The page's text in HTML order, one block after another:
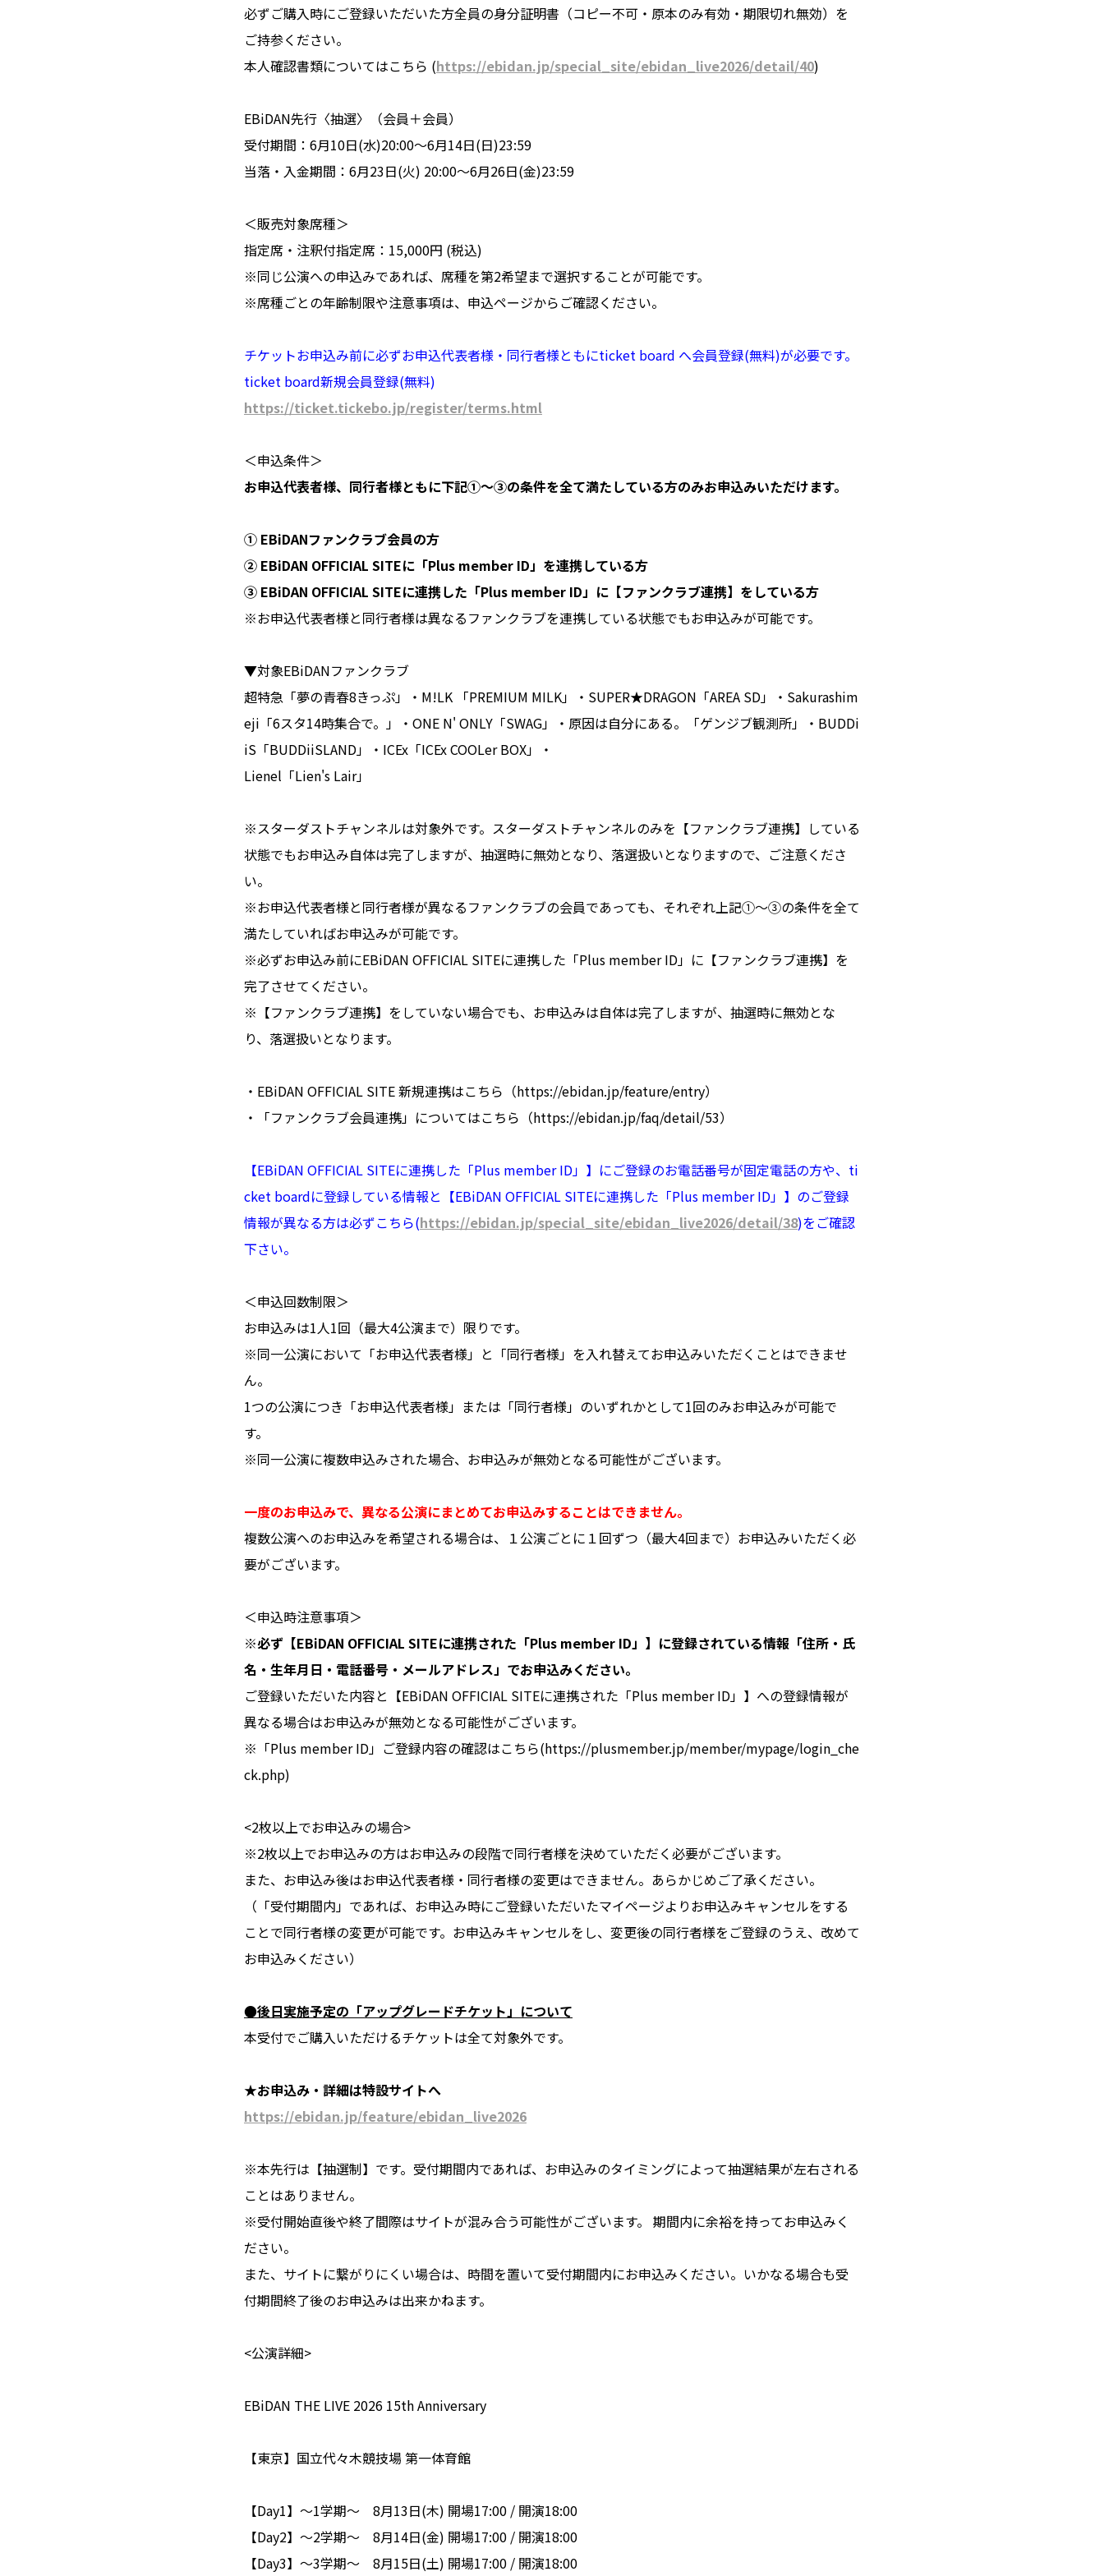
必ずご購入時にご登録いただいた方全員の身分証明書（コピー不可・原本のみ有効・期限切れ無効）を
ご持参ください。
本人確認書類についてはこちら (https://ebidan.jp/special_site/ebidan_live2026/detail/40)
EBiDAN先行〈抽選〉（会員＋会員）
受付期間：6月10日(水)20:00〜6月14日(日)23:59
当落・入金期間：6月23日(火) 20:00〜6月26日(金)23:59
＜販売対象席種＞
指定席・注釈付指定席：15,000円 (税込)
※同じ公演への申込みであれば、席種を第2希望まで選択することが可能です。
※席種ごとの年齢制限や注意事項は、申込ページからご確認ください。
チケットお申込み前に必ずお申込代表者様・同行者様ともにticket board へ会員登録(無料)が必要です。
ticket board新規会員登録(無料)
https://ticket.tickebo.jp/register/terms.html
＜申込条件＞
お申込代表者様、同行者様ともに下記①〜③の条件を全て満たしている方のみお申込みいただけます。
① EBiDANファンクラブ会員の方
② EBiDAN OFFICIAL SITEに「Plus member ID」を連携している方
③ EBiDAN OFFICIAL SITEに連携した「Plus member ID」に【ファンクラブ連携】をしている方
※お申込代表者様と同行者様は異なるファンクラブを連携している状態でもお申込みが可能です。
▼対象EBiDANファンクラブ
超特急「夢の青春8きっぷ」・M!LK 「PREMIUM MILK」・SUPER★DRAGON「AREA SD」・Sakurashim
eji「6スタ14時集合で。」・ONE N' ONLY「SWAG」・原因は自分にある。「ゲンジブ観測所」・BUDDi
iS「BUDDiiSLAND」・ICEx「ICEx COOLer BOX」・
Lienel「Lien's Lair」
※スターダストチャンネルは対象外です。スターダストチャンネルのみを【ファンクラブ連携】している
状態でもお申込み自体は完了しますが、抽選時に無効となり、落選扱いとなりますので、ご注意くださ
い。
※お申込代表者様と同行者様が異なるファンクラブの会員であっても、それぞれ上記①〜③の条件を全て
満たしていればお申込みが可能です。
※必ずお申込み前にEBiDAN OFFICIAL SITEに連携した「Plus member ID」に【ファンクラブ連携】を
完了させてください。
※【ファンクラブ連携】をしていない場合でも、お申込みは自体は完了しますが、抽選時に無効とな
り、落選扱いとなります。
・EBiDAN OFFICIAL SITE 新規連携はこちら（https://ebidan.jp/feature/entry）
・「ファンクラブ会員連携」についてはこちら（https://ebidan.jp/faq/detail/53）
【EBiDAN OFFICIAL SITEに連携した「Plus member ID」】にご登録のお電話番号が固定電話の方や、ti
cket boardに登録している情報と【EBiDAN OFFICIAL SITEに連携した「Plus member ID」】のご登録
情報が異なる方は必ずこちら(https://ebidan.jp/special_site/ebidan_live2026/detail/38)をご確認
下さい。
＜申込回数制限＞
お申込みは1人1回（最大4公演まで）限りです。
※同一公演において「お申込代表者様」と「同行者様」を入れ替えてお申込みいただくことはできませ
ん。
1つの公演につき「お申込代表者様」または「同行者様」のいずれかとして1回のみお申込みが可能で
す。
※同一公演に複数申込みされた場合、お申込みが無効となる可能性がございます。
一度のお申込みで、異なる公演にまとめてお申込みすることはできません。
複数公演へのお申込みを希望される場合は、１公演ごとに１回ずつ（最大4回まで）お申込みいただく必
要がございます。
＜申込時注意事項＞
※必ず【EBiDAN OFFICIAL SITEに連携された「Plus member ID」】に登録されている情報「住所・氏
名・生年月日・電話番号・メールアドレス」でお申込みください。
ご登録いただいた内容と【EBiDAN OFFICIAL SITEに連携された「Plus member ID」】への登録情報が
異なる場合はお申込みが無効となる可能性がございます。
※「Plus member ID」ご登録内容の確認はこちら(https://plusmember.jp/member/mypage/login_che
ck.php)
<2枚以上でお申込みの場合>
※2枚以上でお申込みの方はお申込みの段階で同行者様を決めていただく必要がございます。
また、お申込み後はお申込代表者様・同行者様の変更はできません。あらかじめご了承ください。
（「受付期間内」であれば、お申込み時にご登録いただいたマイページよりお申込みキャンセルをする
ことで同行者様の変更が可能です。お申込みキャンセルをし、変更後の同行者様をご登録のうえ、改めて
お申込みください）
●後日実施予定の「アップグレードチケット」について
本受付でご購入いただけるチケットは全て対象外です。
★お申込み・詳細は特設サイトへ
https://ebidan.jp/feature/ebidan_live2026
※本先行は【抽選制】です。受付期間内であれば、お申込みのタイミングによって抽選結果が左右される
ことはありません。
※受付開始直後や終了間際はサイトが混み合う可能性がございます。 期間内に余裕を持ってお申込みく
ださい。
また、サイトに繋がりにくい場合は、時間を置いて受付期間内にお申込みください。いかなる場合も受
付期間終了後のお申込みは出来かねます。
<公演詳細>
EBiDAN THE LIVE 2026 15th Anniversary
【東京】国立代々木競技場 第一体育館
【Day1】〜1学期〜 8月13日(木) 開場17:00 / 開演18:00
【Day2】〜2学期〜 8月14日(金) 開場17:00 / 開演18:00
【Day3】〜3学期〜 8月15日(土) 開場17:00 / 開演18:00